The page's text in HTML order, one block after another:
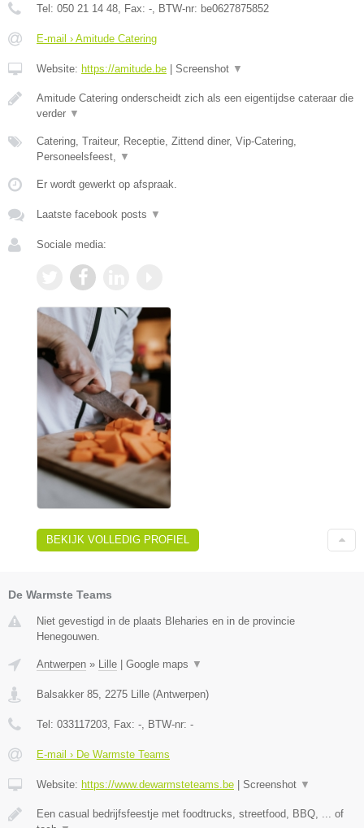
Tel: 050 21 14 48 , Fax: - , BTW-nr: be0627875852
E-mail › Amitude Catering
Website: https://amitude.be | Screenshot ▼
Amitude Catering onderscheidt zich als een eigentijdse cateraar die
verder ▼
Catering, Traiteur, Receptie, Zittend diner, Vip-Catering,
Personeelsfeest,
▼
Er wordt gewerkt op afspraak.
Laatste facebook posts ▼
Sociale media:
BEKIJK VOLLEDIG PROFIEL
De Warmste Teams
Niet gevestigd in de plaats Bleharies en in de provincie
Henegouwen.
Antwerpen » Lille | Google maps ▼
Balsakker 85 2275 Lille (Antwerpen)
Tel: 033117203 , Fax: - , BTW-nr: -
E-mail › De Warmste Teams
Website: https://www.dewarmsteteams.be | Screenshot ▼
Een casual bedrijfsfeestje met foodtrucks, streetfood, BBQ, ... of